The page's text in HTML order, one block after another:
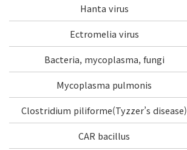
Hanta virus
Ectromelia virus
Bacteria, mycoplasma, fungi
Mycoplasma pulmonis
Clostridium piliforme(Tyzzer’s disease)
CAR bacillus